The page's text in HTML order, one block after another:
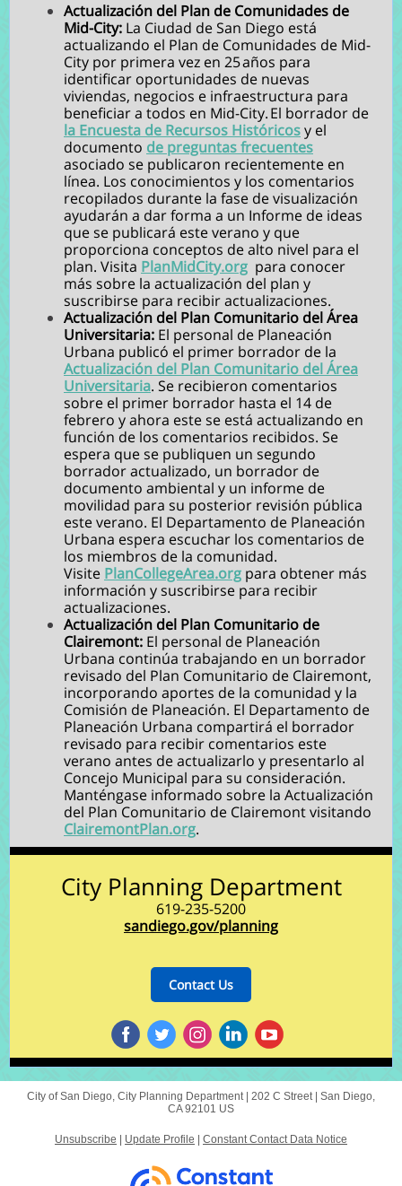
Actualización del Plan de Comunidades de
Mid-City: La Ciudad de San Diego está
actualizando el Plan de Comunidades de Mid-
City por primera vez en 25 años para
identificar oportunidades de nuevas
viviendas, negocios e infraestructura para
beneficiar a todos en Mid-City. El borrador de
la Encuesta de Recursos Históricosy el
documento de preguntas frecuentes
asociado se publicaron recientemente en
línea. Los conocimientos y los comentarios
recopilados durante la fase de visualización
ayudarán a dar forma a un Informe de ideas
que se publicará este verano y que
proporciona conceptos de alto nivel para el
plan. Visita PlanMidCity.org para conocer
más sobre la actualización del plan y
suscribirse para recibir actualizaciones.
Actualización del Plan Comunitario del Área
Universitaria: El personal de Planeación
Urbana publicó el primer borrador de la
Actualización del Plan Comunitario del Área
Universitaria. Se recibieron comentarios
sobre el primer borrador hasta el 14 de
febrero y ahora este se está actualizando en
función de los comentarios recibidos. Se
espera que se publiquen un segundo
borrador actualizado, un borrador de
documento ambiental y un informe de
movilidad para su posterior revisión pública
este verano. El Departamento de Planeación
Urbana espera escuchar los comentarios de
los miembros de la comunidad.
Visite PlanCollegeArea.org para obtener más
información y suscribirse para recibir
actualizaciones.
Actualización del Plan Comunitario de
Clairemont: El personal de Planeación
Urbana continúa trabajando en un borrador
revisado del Plan Comunitario de Clairemont,
incorporando aportes de la comunidad y la
Comisión de Planeación. El Departamento de
Planeación Urbana compartirá el borrador
revisado para recibir comentarios este
verano antes de actualizarlo y presentarlo al
Concejo Municipal para su consideración.
Manténgase informado sobre la Actualización
del Plan Comunitario de Clairemont visitando
ClairemontPlan.org.
City Planning Department
619-235-5200
sandiego.gov/planning
Contact Us
City of San Diego, City Planning Department | 202 C Street| San Diego,
CA 92101 US
Unsubscribe Update Profile Constant Contact Data Notice